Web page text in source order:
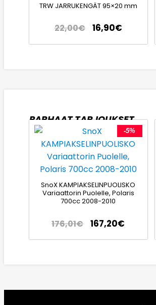
TRW JARRUKENGÄT 95×20 mm
22,00€ 16,90€
PARHAAT TARJOUKSET
-5%
SnoX KAMPIAKSELINPUOLISKO
Variaattorin Puolelle, Polaris
700cc 2008-2010
176,01€ 167,20€